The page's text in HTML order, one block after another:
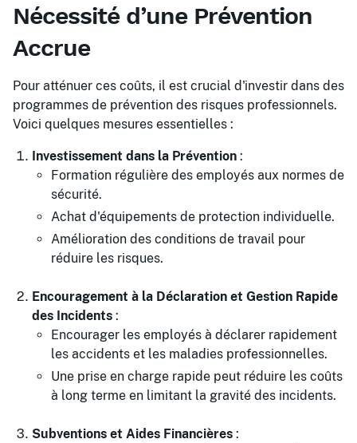
Nécessité d’une Prévention
Accrue
Pour atténuer ces coûts, il est crucial d'investir dans des
programmes de prévention des risques professionnels.
Voici quelques mesures essentielles :
Investissement dans la Prévention :
Formation régulière des employés aux normes de
sécurité.
Achat d'équipements de protection individuelle.
Amélioration des conditions de travail pour
réduire les risques.
Encouragement à la Déclaration et Gestion Rapide
des Incidents :
Encourager les employés à déclarer rapidement
les accidents et les maladies professionnelles.
Une prise en charge rapide peut réduire les coûts
à long terme en limitant la gravité des incidents.
Subventions et Aides Financières :